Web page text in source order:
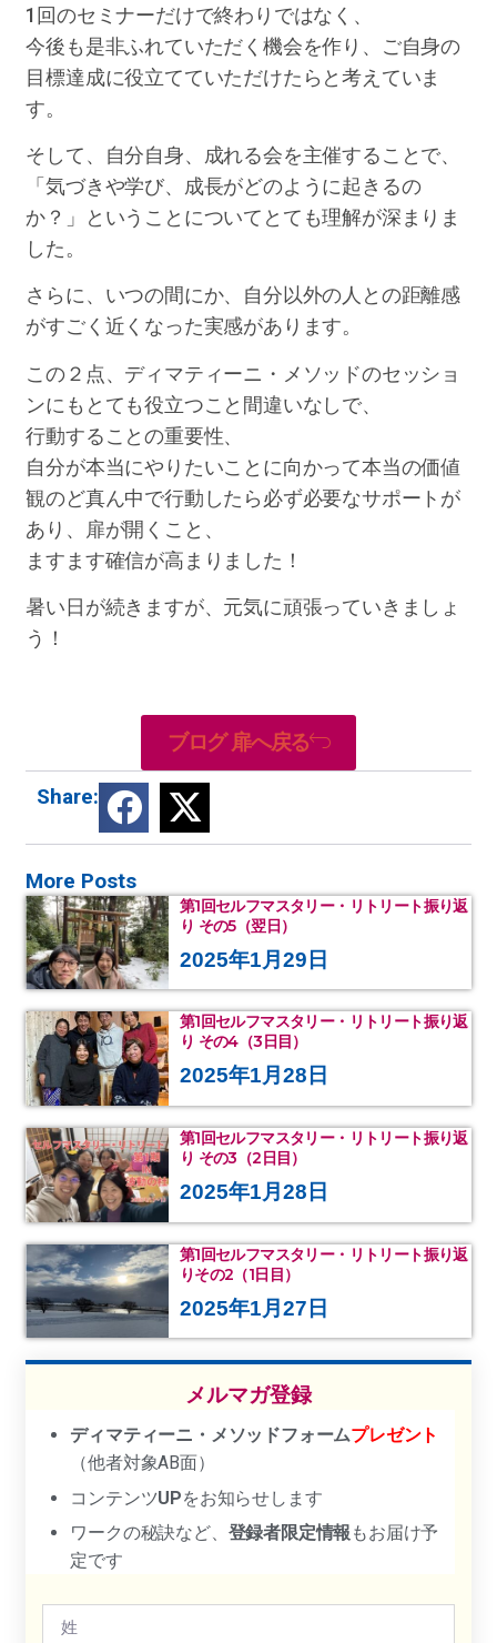
1回のセミナーだけで終わりではなく、
今後も是非ふれていただく機会を作り、ご自身の
目標達成に役立てていただけたらと考えていま
す。
そして、自分自身、成れる会を主催することで、
「気づきや学び、成長がどのように起きるの
か？」ということについてとても理解が深まりま
した。
さらに、いつの間にか、自分以外の人との距離感
がすごく近くなった実感があります。
この２点、ディマティーニ・メソッドのセッショ
ンにもとても役立つこと間違いなしで、
行動することの重要性、
自分が本当にやりたいことに向かって本当の価値
観のど真ん中で行動したら必ず必要なサポートが
あり、扉が開くこと、
ますます確信が高まりました！
暑い日が続きますが、元気に頑張っていきましょ
う！
ブログ 扉へ戻る
Share:
More Posts
第1回セルフマスタリー・リトリート振り返
り その5（翌日）
2025年1月29日
第1回セルフマスタリー・リトリート振り返
り その4（3日目）
2025年1月28日
第1回セルフマスタリー・リトリート振り返
り その3（2日目）
2025年1月28日
第1回セルフマスタリー・リトリート振り返
りその2（1日目）
2025年1月27日
メルマガ登録
ディマティーニ・メソッドフォームプレゼント
（他者対象AB面）
コンテンツUPをお知らせします
ワークの秘訣など、 登録者限定情報 もお届け予
定です